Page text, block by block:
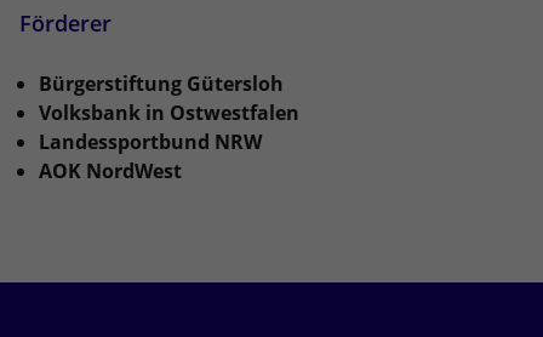
Förderer
Bürgerstiftung Gütersloh
Volksbank in Ostwestfalen
Landessportbund NRW
AOK NordWest